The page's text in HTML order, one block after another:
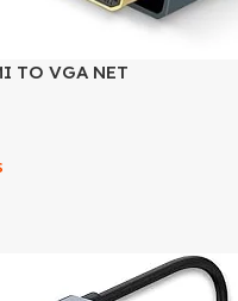
TO VGA NET